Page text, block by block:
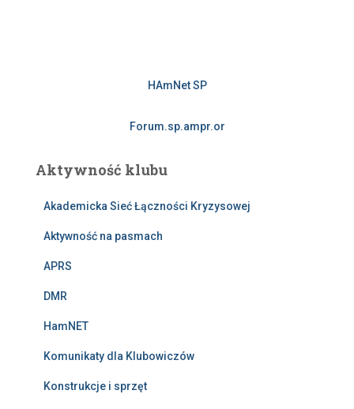
HAmNet SP
Forum.sp.ampr.or
Aktywność klubu
Akademicka Sieć Łączności Kryzysowej
Aktywność na pasmach
APRS
DMR
HamNET
Komunikaty dla Klubowiczów
Konstrukcje i sprzęt